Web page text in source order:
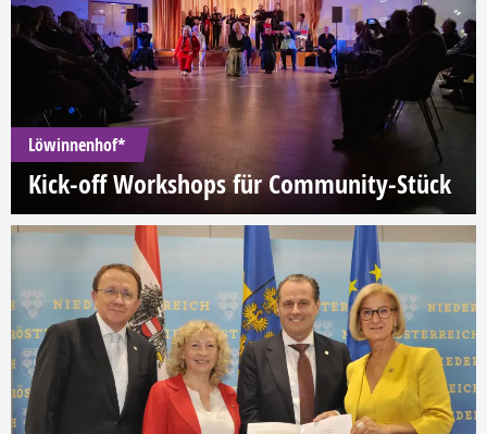
Löwinnenhof*
Kick-off Workshops für Community-Stück